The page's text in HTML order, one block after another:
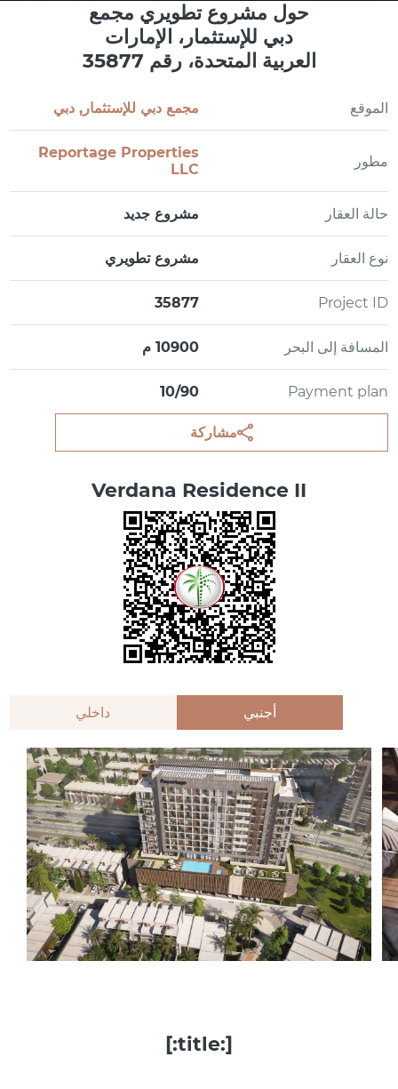
حول مشروع تطويري مجمع
دبي للإستثمار، الإمارات
العربية المتحدة، رقم 35877
الموقع مجمع دبي للإستثمار, دبي
مطور
Reportage Properties
LLC
حالة العقار مشروع جديد
نوع العقار مشروع تطويري
Project ID
35877
المسافة إلى البحر 10900 م
Payment plan
10/90
مشاركة
Verdana Residence II
أجنبي داخلي
[:title:]